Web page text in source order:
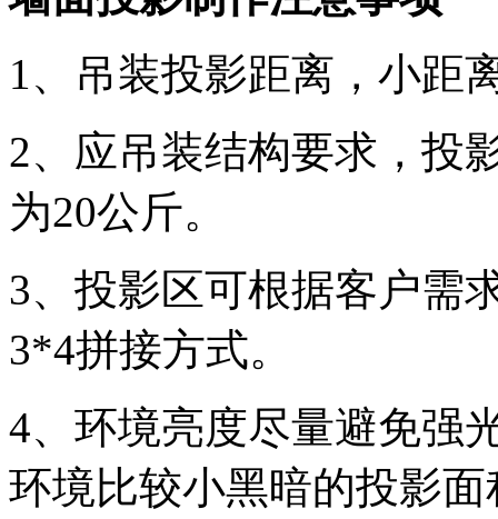
1、吊装投影距离，小距
2、应吊装结构要求，投
为20公斤。
3、投影区可根据客户需
3*4拼接方式。
4、环境亮度尽量避免强
环境比较小黑暗的投影